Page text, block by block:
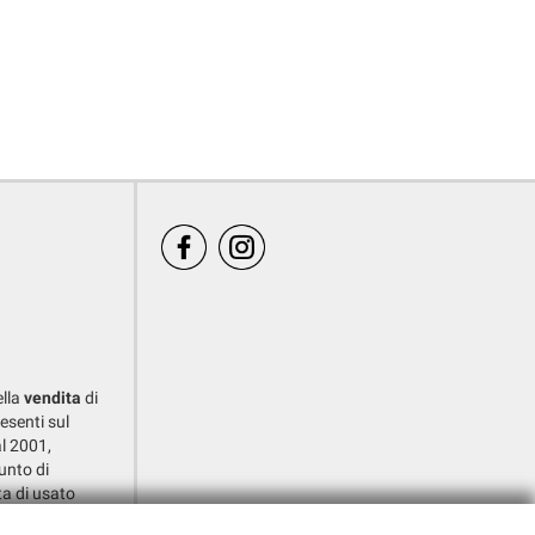
vendita di
sul
2001,
di
di usato